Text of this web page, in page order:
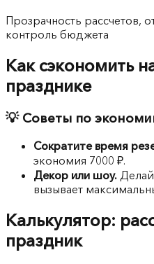
Прозрачность рассчетов,
контроль бюджета
Как сэкономить
празднике
💡 Советы по
Сократите время
экономия 7000 ₽.
Декор или шоу.
вызывает
Калькулятор:
праздник